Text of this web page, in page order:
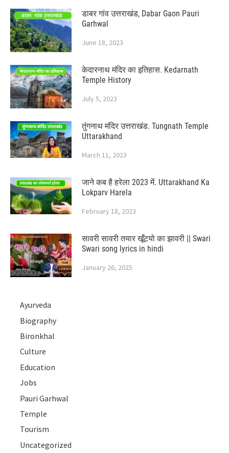
डाबर गांव उत्तराखंड, Dabar Gaon Pauri
Garhwal
June 18, 2023
केदारनाथ मंदिर का इतिहास. Kedarnath
Temple History
July 5, 2023
तुंगनाथ मंदिर उत्तराखंड. Tungnath Temple
Uttarakhand
March 11, 2023
जाने कब है हरेला 2023 में. Uttarakhand Ka
Lokparv Harela
February 18, 2023
सावरी सावरी तयार खूँटयो का झावरी || Swari
Swari song lyrics in hindi
January 26, 2025
Ayurveda
Biography
Bironkhal
Culture
Education
Jobs
Pauri Garhwal
Temple
Tourism
Uncategorized